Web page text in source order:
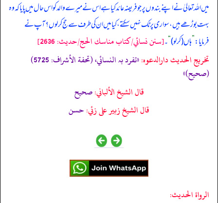
میں اللہ تعالیٰ نے اپنے بندوں پر جو فریضہ عائد کیا ہے اس نے میرے والد کو اس حال میں پایا کہ وہ
بہت بوڑھے ہیں، سواری پر ٹک نہیں سکتے، کیا میں ان کی طرف سے حج کر لوں؟ آپ نے
فرمایا:”ہاں (کر لو)“۔[سنن نسائي/كتاب مناسك الحج/حدیث: 2636]
تخریج الحدیث دارالدعوہ:
«تفرد بہ النسائي، (تحفة الأشراف: 5725)
(صحیح)»
قال الشيخ الألباني:صحيح
قال الشيخ زبير على زئي:حسن
الرواة الحديث: